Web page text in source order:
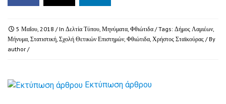
5 Μαΐου, 2018 / In Δελτία Τύπου, Μηνύματα, Φθιώτιδα / Tags: Δήμος Λαμιέων,
Μήνυμα, Στατιστική, Σχολή Θετικών Επιστημών, Φθιώτιδα, Χρήστος Σταϊκούρας / By
author /
Εκτύπωση άρθρου